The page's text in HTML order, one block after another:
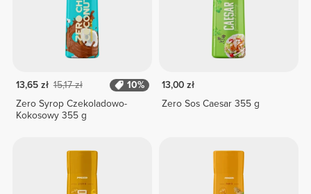
13,65 zł 15,17 zł
10%
Zero Syrop Czekoladowo-
Kokosowy 355 g
13,00 zł
Zero Sos Caesar 355 g